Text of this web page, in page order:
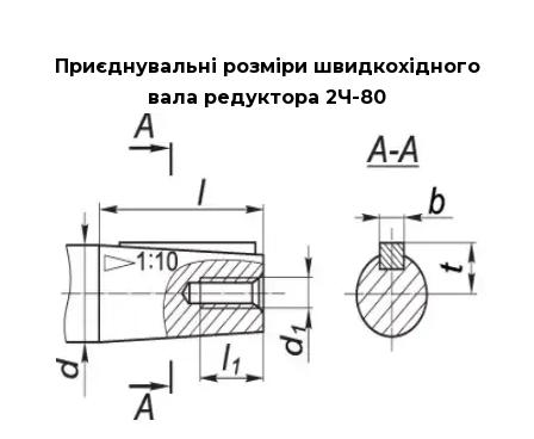
Приєднувальні розміри швидкохідного
вала редуктора 2Ч-80